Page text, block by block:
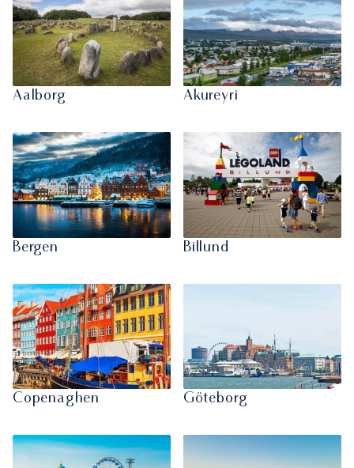
Aalborg Akureyri
Bergen Billund
Copenaghen Göteborg